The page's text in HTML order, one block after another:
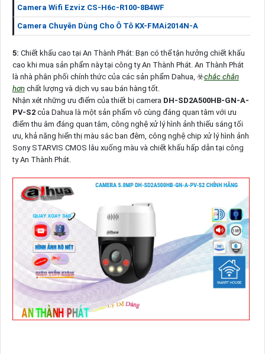
Camera Wifi Ezviz CS-H6c-R100-8B4WF
Camera Chuyên Dùng Cho Ô Tô KX-FMAi2014N-A
5: Chiết khấu cao tại An Thành Phát: Bạn có thể tận hưởng chiết khấu
cao khi mua sản phẩm này tại công ty An Thành Phát. An Thành Phát
là nhà phân phối chính thức của các sản phẩm Dahua, ☣️chắc chắn
hơnchất lượng và dịch vụ sau bán hàng tốt.
Nhận xét những ưu điểm của thiết bị camera DH-SD2A500HB-GN-A-
PV-S2 của Dahua là một sản phẩm vô cùng đáng quan tâm với ưu
điểm thu âm đáng quan tâm, công nghệ xử lý hình ảnh thiếu sáng tối
ưu, khả năng hiển thị màu sắc ban đêm, công nghệ chip xử lý hình ảnh
Sony STARVIS CMOS lâu xuống màu và chiết khấu hấp dẫn tại công
ty An Thành Phát.